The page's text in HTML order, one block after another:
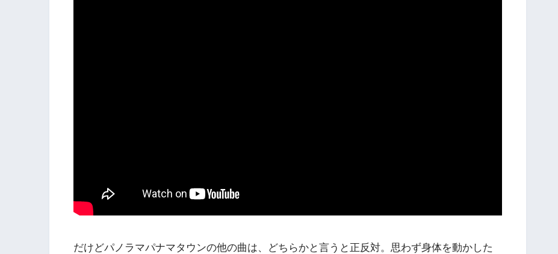
だけどパノラマパナマタウンの他の曲は、どちらかと言うと正反対。思わず身体を動かした